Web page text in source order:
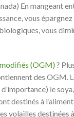
En mangeant
vous
vous
(OGM) ?
des OGM.
le
destinés à
volailles destinées